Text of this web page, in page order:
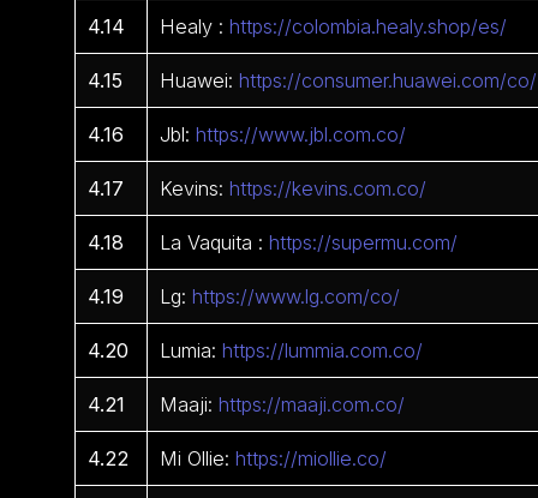
4.14 Healy :https://colombia.healy.shop/es/
4.15 Huawei:https://consumer.huawei.com/co/
4.16 Jbl:https://www.jbl.com.co/
4.17 Kevins:https://kevins.com.co/
4.18 La Vaquita :https://supermu.com/
4.19 Lg:https://www.lg.com/co/
4.20 Lumia:https://lummia.com.co/
4.21 Maaji:https://maaji.com.co/
4.22 Mi Ollie:https://miollie.co/